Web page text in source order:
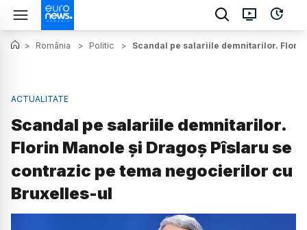
> România > Politic > Scandal pe salariile demnitarilor.
ACTUALITATE
Scandal pe salariile demnitarilor.
Florin Manole și Dragoș Pîslaru se
contrazic pe tema negocierilor cu
Bruxelles-ul